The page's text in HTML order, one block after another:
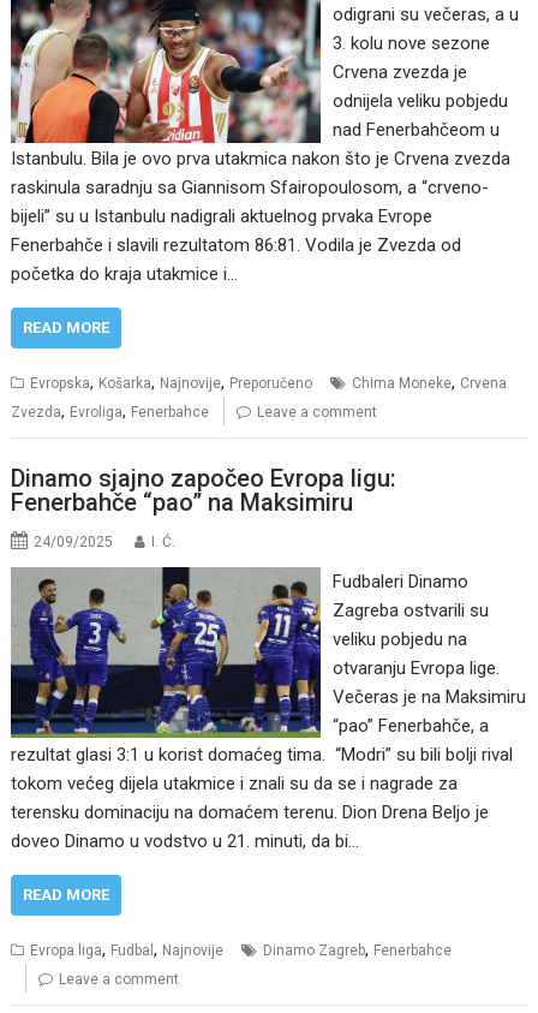
odigrani su večeras, a u
3. kolu nove sezone
Crvena zvezda je
odnijela veliku pobjedu
nad Fenerbahčeom u
Istanbulu. Bila je ovo prva utakmica nakon što je Crvena zvezda
raskinula saradnju sa Giannisom Sfairopoulosom, a “crveno-
bijeli” su u Istanbulu nadigrali aktuelnog prvaka Evrope
Fenerbahče i slavili rezultatom 86:81. Vodila je Zvezda od
početka do kraja utakmice i…
READ MORE
Evropska, Košarka, Najnovije, Preporučeno Chima Moneke, Crvena
Zvezda, Evroliga, Fenerbahce Leave a comment
Dinamo sjajno započeo Evropa ligu:
Fenerbahče “pao” na Maksimiru
24/09/2025 I. Ć.
Fudbaleri Dinamo
Zagreba ostvarili su
veliku pobjedu na
otvaranju Evropa lige.
Večeras je na Maksimiru
“pao” Fenerbahče, a
rezultat glasi 3:1 u korist domaćeg tima. “Modri” su bili bolji rival
tokom većeg dijela utakmice i znali su da se i nagrade za
terensku dominaciju na domaćem terenu. Dion Drena Beljo je
doveo Dinamo u vodstvo u 21. minuti, da bi…
READ MORE
Evropa liga, Fudbal, Najnovije Dinamo Zagreb, Fenerbahce
Leave a comment